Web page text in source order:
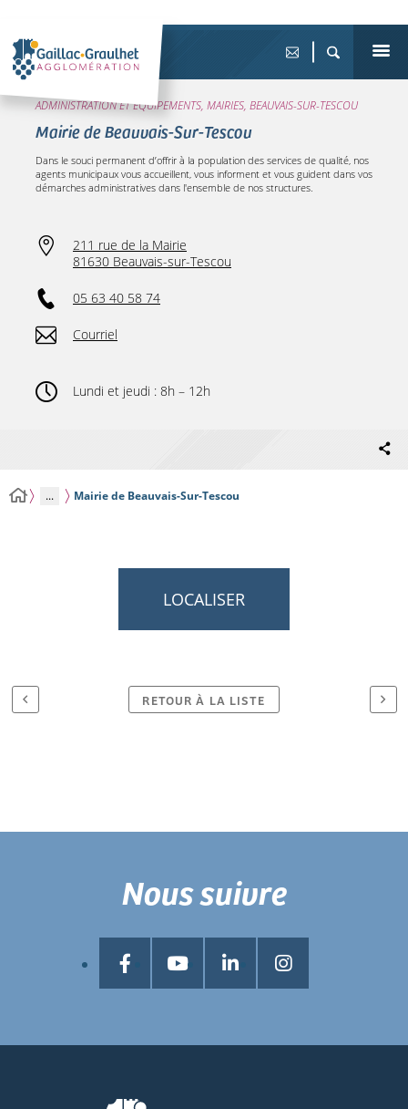
ADMINISTRATION ET ÉQUIPEMENTS, MAIRIES, BEAUVAIS-SUR-TESCOU
Mairie de Beauvais-Sur-Tescou
Dans le souci permanent d’offrir à la population des services de qualité, nos
agents municipaux vous accueillent, vous informent et vous guident dans vos
démarches administratives dans l'ensemble de nos structures.
211 rue de la Mairie
81630 Beauvais-sur-Tescou
05 63 40 58 74
Courriel
Lundi et jeudi : 8h – 12h
... Mairie de Beauvais-Sur-Tescou
LOCALISER
RETOUR À LA LISTE
Nous suivre